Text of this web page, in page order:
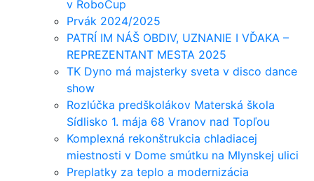
v RoboCup
Prvák 2024/2025
PATRÍ IM NÁŠ OBDIV, UZNANIE I VĎAKA –
REPREZENTANT MESTA 2025
TK Dyno má majsterky sveta v disco dance
show
Rozlúčka predškolákov Materská škola
Sídlisko 1. mája 68 Vranov nad Topľou
Komplexná rekonštrukcia chladiacej
miestnosti v Dome smútku na Mlynskej ulici
Preplatky za teplo a modernizácia